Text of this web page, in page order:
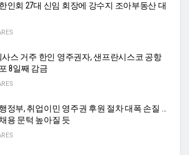
인회 27대 신임 회장에 강수지 조아부동산 대
사스 거주 한인 영주권자, 샌프란시스코 공항
8일째 감금
정부, 취업이민 영주권 후원 절차 대폭 손질 …
용 문턱 높아질 듯